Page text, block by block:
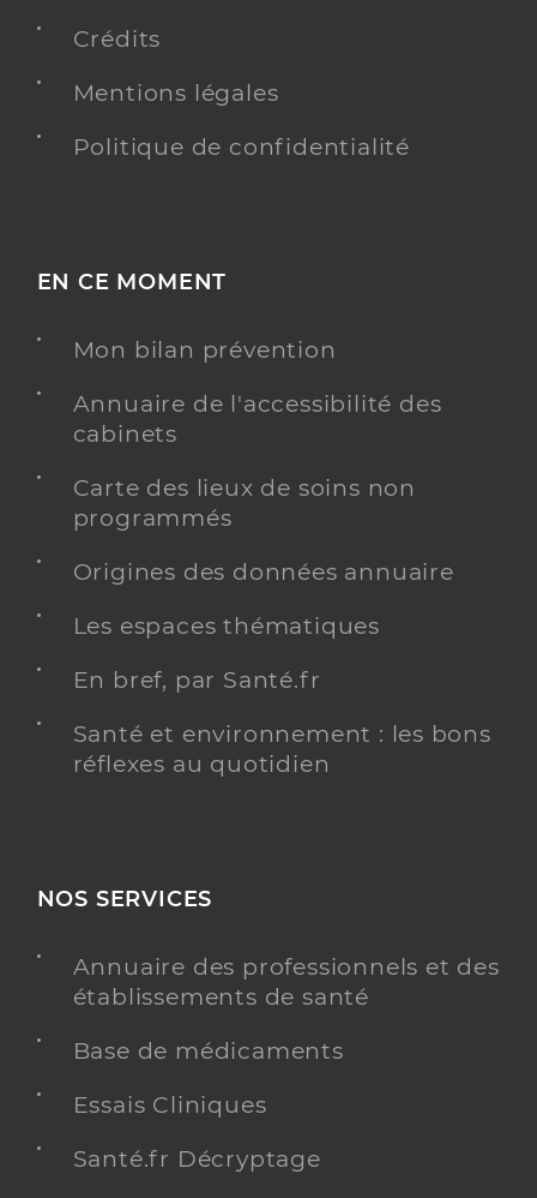
Crédits
Mentions légales
Politique de confidentialité
EN CE MOMENT
Mon bilan prévention
Annuaire de l'accessibilité des
cabinets
Carte des lieux de soins non
programmés
Origines des données annuaire
Les espaces thématiques
En bref, par Santé.fr
Santé et environnement : les bons
réflexes au quotidien
NOS SERVICES
Annuaire des professionnels et des
établissements de santé
Base de médicaments
Essais Cliniques
Santé.fr Décryptage